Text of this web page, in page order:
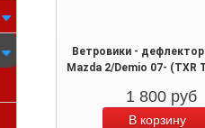
Ветровики -
Mazda 2/Demio 07- (TXR
1 800 руб